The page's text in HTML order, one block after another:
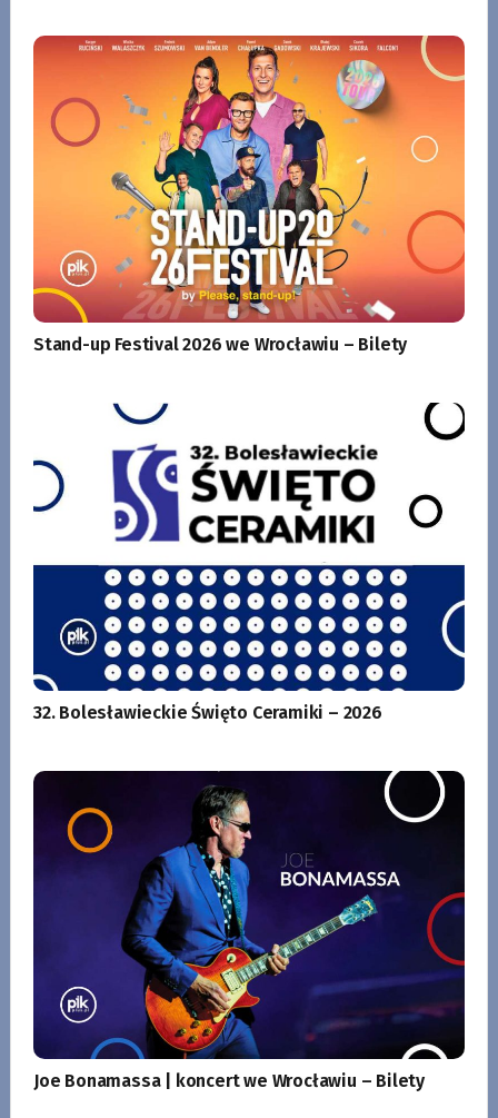
Stand-up Festival 2026 we Wrocławiu – Bilety
32. Bolesławieckie Święto Ceramiki – 2026
Joe Bonamassa | koncert we Wrocławiu – Bilety